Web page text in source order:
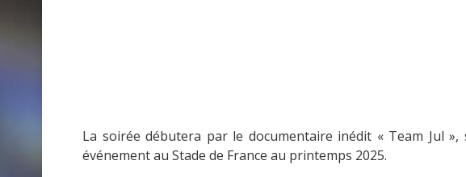
La soirée débutera par le documentaire inédit « Team Jul
événement au Stade de France au printemps 2025.